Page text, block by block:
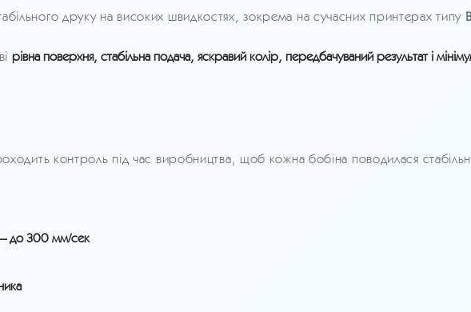
друку на високих швидкостях, зокрема на сучасних принтерах типу
рівна поверхня, стабільна подача, яскравий колір, передбачуваний результат і
контроль під час виробництва, щоб кожна бобіна поводилася
— до 300 мм/сек